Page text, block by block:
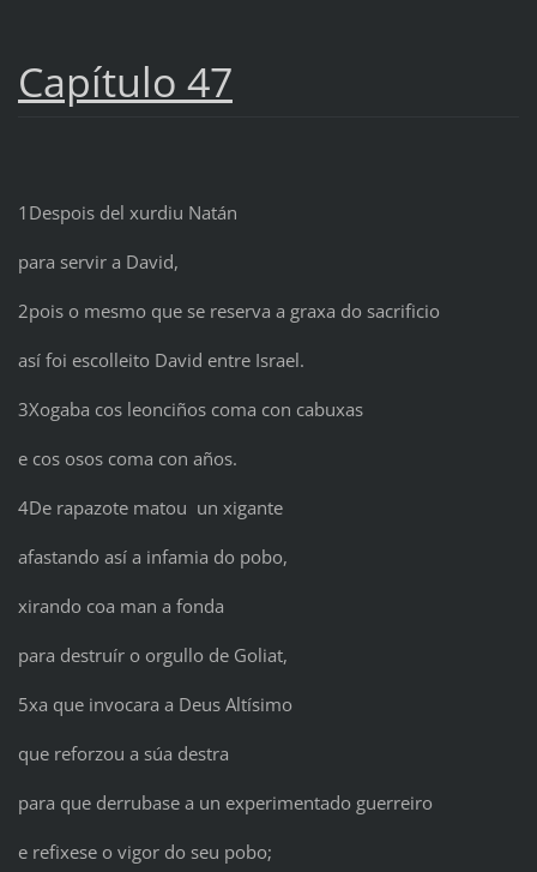
Capítulo 47
1Despois del xurdiu Natán
para servir a David,
2pois o mesmo que se reserva a graxa do sacrificio
así foi escolleito David entre Israel.
3Xogaba cos leonciños coma con cabuxas
e cos osos coma con años.
4De rapazote matou un xigante
afastando así a infamia do pobo,
xirando coa man a fonda
para destruír o orgullo de Goliat,
5xa que invocara a Deus Altísimo
que reforzou a súa destra
para que derrubase a un experimentado guerreiro
e refixese o vigor do seu pobo;